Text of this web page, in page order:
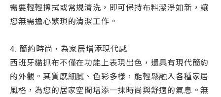
需要輕輕擦拭或常規清洗，即可保持布料潔淨如新，讓
您無需擔心繁瑣的清潔工作。
4. 簡約時尚，為家居增添現代感
西班牙貓抓布不僅在功能上表現出色，還具有現代簡約
的外觀。其質感細膩、色彩多樣，能輕鬆融入各種家居
風格，為您的居家空間增添一抹時尚與舒適的氣息。無